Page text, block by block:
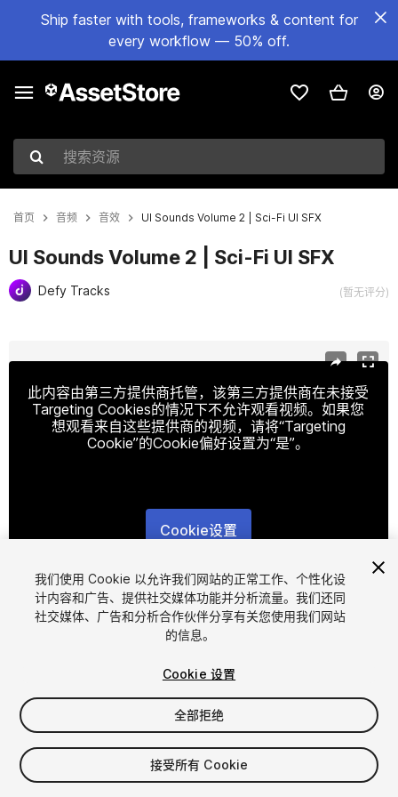
Ship faster with tools, frameworks & content for
every workflow — 50% off.
搜索资源
首页 音频 音效 UI Sounds Volume 2 | Sci-Fi UI SFX
UI Sounds Volume 2 | Sci-Fi UI SFX
Defy Tracks (暂无评分)
此内容由第三方提供商托管，该第三方提供商在未接受
Targeting Cookies的情况下不允许观看视频。如果您
想观看来自这些提供商的视频，请将“Targeting
Cookie”的Cookie偏好设置为“是”。
Cookie设置
1/4
$15
增值税将在结算时计算
我们使用 Cookie 以允许我们网站的正常工作、个性化设
计内容和广告、提供社交媒体功能并分析流量。我们还同
社交媒体、广告和分析合作伙伴分享有关您使用我们网站
的信息。
Cookie 设置
全部拒绝
接受所有 Cookie